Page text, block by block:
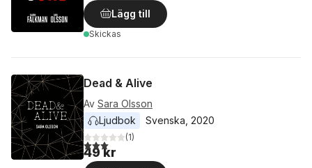
Lägg till
Skickas
Dead & Alive
Av Sara Olsson
Ljudbok
Svenska 2020
3,0utav 5 stjärnor. Totalt antal röster:
(1)
49 kr